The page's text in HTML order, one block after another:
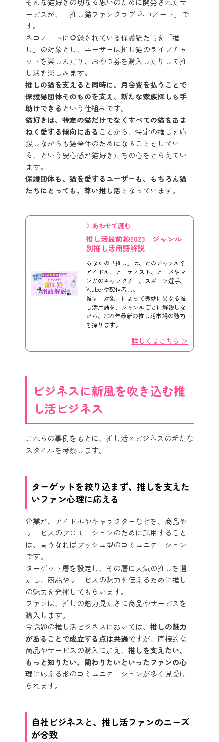
そんな猫好きの切なる思いのために開発されたサ
ービスが、「推し猫ファンクラブ ネコノート」で
す。
ネコノートに登録されている保護猫たちを「推
し」の対象とし、ユーザーは推し猫のライブチャ
ットを楽しんだり、おやつ券を購入したりして推
し活を楽しみます。
推しの猫を支えると同時に、月会費を払うことで
保護猫団体そのものを支え、新たな家族探しも手
助けできる という仕組みです。
猫好きは、特定の猫だけでなくすべての猫をあま
ねく愛する傾向にある ことから、特定の推しを応
援しながらも猫全体のためになることをしてい
る、という安心感が猫好きたちの心をとらえてい
ます。
保護団体も、猫を愛するユーザーも、もちろん猫
たちにとっても、尊い推し活 となっています。
》あわせて読む
推し活最前線2023｜ジャンル
別推し活用語解説
あなたの「推し」は、どのジャンル？
アイドル、アーティスト、アニメやマ
ンガのキャラクター、スポーツ選手、
Vtuberや配信者…。
推す「対象」によって微妙に異なる推
し活用語を、ジャンルごとに解説しな
がら、2023年最新の推し活市場の動向
を探ります。
詳しくはこちら ＞
ビジネスに新風を吹き込む推
し活ビジネス
これらの事例をもとに、推し活×ビジネスの新たな
スタイルを考察します。
ターゲットを絞り込まず、推しを支えた
いファン心理に応える
企業が、アイドルやキャラクターなどを、商品や
サービスのプロモーションのために起用すること
は、言うなればプッシュ型のコミュニケーション
です。
ターゲット層を設定し、その層に人気の推しを選
定し、商品やサービスの魅力を伝えるために推し
の魅力を発揮してもらいます。
ファンは、推しの魅力見たさに商品やサービスを
購入します。
今話題の推し活ビジネスにおいては、 推しの魅力
があることで成立する点は共通ですが、直接的な
商品やサービスの購入に加え、 推しを支えたい、
もっと知りたい、関わりたいといったファンの心
理に応える形のコミュニケーションが多く見受け
られます。
自社ビジネスと、推し活ファンのニーズ
が合致